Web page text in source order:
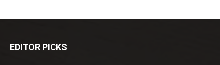
EDITOR PICKS